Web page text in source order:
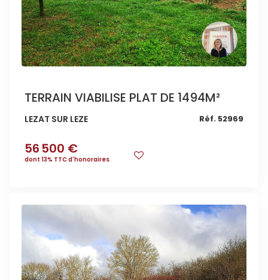
TERRAIN VIABILISE PLAT DE 1494M²
LEZAT SUR LEZE Réf. 52969
56 500 €
dont 13% TTC d'honoraires